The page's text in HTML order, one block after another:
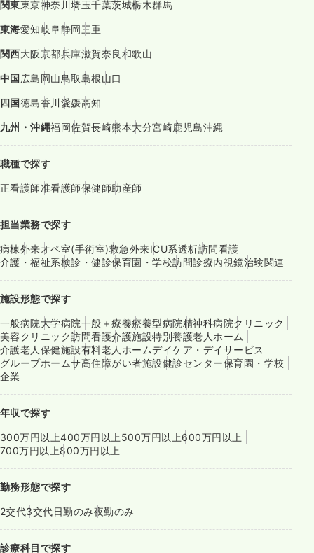
関東東京神奈川埼玉千葉茨城栃木群馬
東海愛知岐阜静岡三重
関西大阪京都兵庫滋賀奈良和歌山
中国広島岡山鳥取島根山口
四国徳島香川愛媛高知
九州・沖縄福岡佐賀長崎熊本大分宮崎鹿児島沖縄
職種で探す
正看護師准看護師保健師助産師
担当業務で探す
病棟外来オペ室(手術室)救急外来ICU系透析訪問看護
介護・福祉系検診・健診保育園・学校訪問診療内視鏡治験関連
施設形態で探す
一般病院大学病院一般＋療養療養型病院精神科病院クリニック
美容クリニック訪問看護介護施設特別養護老人ホーム
介護老人保健施設有料老人ホームデイケア・デイサービス
グループホームサ高住障がい者施設健診センター保育園・学校
企業
年収で探す
300万円以上400万円以上 500万円以上600万円以上
700万円以上800万円以上
勤務形態で探す
2交代3交代日勤のみ夜勤のみ
診療科目で探す